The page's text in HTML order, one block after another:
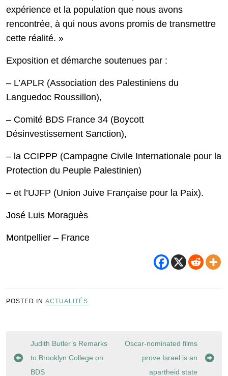
expérience et la population que nous avons
rencontrée, à qui nous avons promis de transmettre
cette réalité. »
Exposition et démarche soutenues par :
– L’APLR (Association des Palestiniens du
Languedoc Roussillon),
– Comité BDS France 34 (Boycott
Désinvestissement Sanction),
– la CCIPPP (Campagne Civile Internationale pour la
Protection du Peuple Palestinien)
– et l’UJFP (Union Juive Française pour la Paix).
José Luis Moraguès
Montpellier – France
POSTED IN ACTUALITÉS
Navigation
de
Judith Butler’s Remarks
to Brooklyn College on
BDS
Oscar-nominated films
prove Israel is an
apartheid state